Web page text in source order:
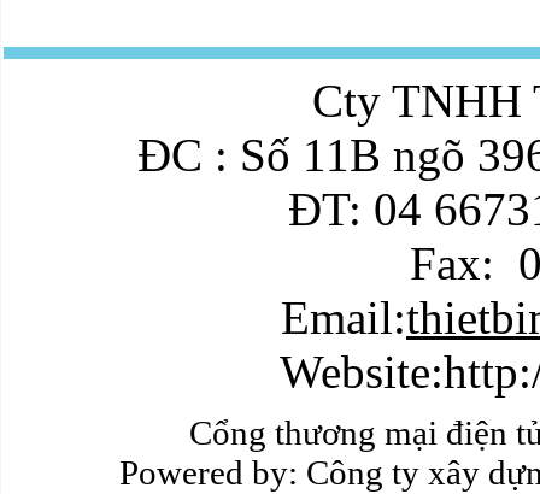
Cty TNHH
ĐC : Số 11B ngõ
ĐT: 04
Fax:
Email:
Cổng thương mại điện
Powered by: Công ty xây